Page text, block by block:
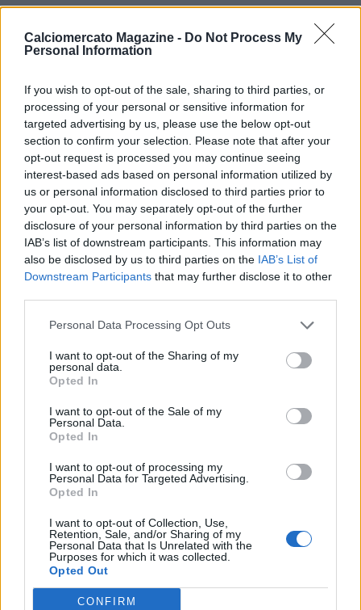
Calciomercato Magazine - Do Not Process My
Personal Information
If you wish to opt-out of the sale, sharing to third parties, or
processing of your personal or sensitive information for
targeted advertising by us, please use the below opt-out
section to confirm your selection. Please note that after your
opt-out request is processed you may continue seeing
interest-based ads based on personal information utilized by
us or personal information disclosed to third parties prior to
your opt-out. You may separately opt-out of the further
disclosure of your personal information by third parties on the
IAB’s list of downstream participants. This information may
also be disclosed by us to third parties on the IAB’s List of
Downstream Participants that may further disclose it to other
Personal Data Processing Opt Outs
I want to opt-out of the Sharing of my
personal data.
Opted In
I want to opt-out of the Sale of my
Personal Data.
Opted In
I want to opt-out of processing my
Personal Data for Targeted Advertising.
Opted In
I want to opt-out of Collection, Use,
Retention, Sale, and/or Sharing of my
Personal Data that Is Unrelated with the
Purposes for which it was collected.
Opted Out
CONFIRM
Prosegue la trattativa tra la Fiorentina e l'Empoli per la maxi
raccolto dalla redazione di TMW Nedim Bajrami si trasferirà in
manterrebbero comunque una percentuale sulla futura
rivendita. Cristian Kouame andrebbe invece a Empoli con in
prestito. Restano gli ultimi dettagli sulle cifre da stabilire, ma
la trattativa è impostata e proseguirà nelle prossime ore.
Fonte: Tuttomercatoweb.com
Il materiale (testo, foto e video) consultabile in questo portale è di nostra proprietà.
Alcune foto (screenshot) ed articoli presenti su "Calciomercato Magazine" sono in parte
giunti da internet, in quanto arrivati alla nostra attenzione attraverso regolari
comunicati stampa con immagini e testi allegati ed autorizzati alla pubblicazione, e
quindi valutati di pubblico dominio. Se i soggetti o gli autori avessero qualcosa in
contrario alla pubblicazione, non avranno che da segnalarlo alla redazione (indirizzo
redazione@napolimagazine.com